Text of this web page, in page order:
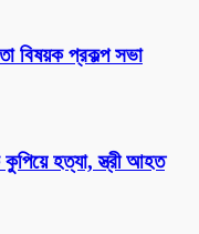
বিষয়ক প্রকল্প সভা
হত্যা, স্ত্রী আহত